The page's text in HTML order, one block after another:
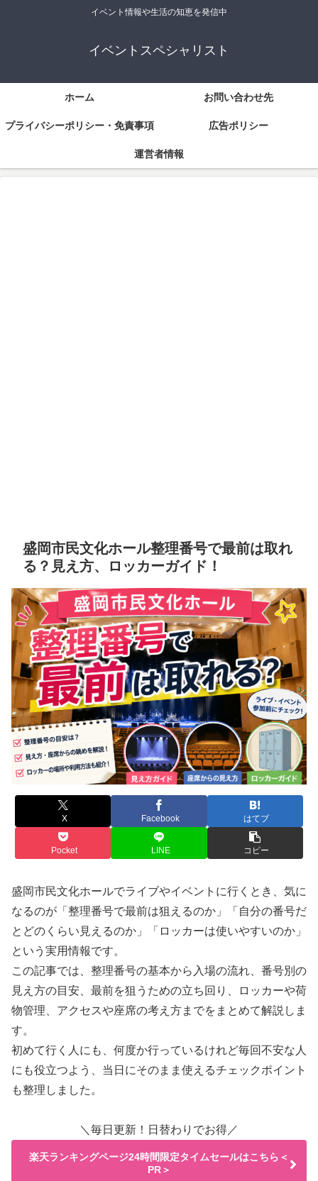
イベント情報や生活の知恵を発信中
イベントスペシャリスト
ホーム お問い合わせ先
プライバシーポリシー・免責事項 広告ポリシー
運営者情報
盛岡市民文化ホール整理番号で最前は取れ
る？見え方、ロッカーガイド！
X Facebook はてブ
Pocket LINE コピー
盛岡市民文化ホールでライブやイベントに行くとき、気に
なるのが「整理番号で最前は狙えるのか」「自分の番号だ
とどのくらい見えるのか」「ロッカーは使いやすいのか」
という実用情報です。
この記事では、整理番号の基本から入場の流れ、番号別の
見え方の目安、最前を狙うための立ち回り、ロッカーや荷
物管理、アクセスや座席の考え方までをまとめて解説しま
す。
初めて行く人にも、何度か行っているけれど毎回不安な人
にも役立つよう、当日にそのまま使えるチェックポイント
も整理しました。
＼毎日更新！日替わりでお得／
楽天ランキングページ24時間限定タイムセールはこちら＜
PR＞